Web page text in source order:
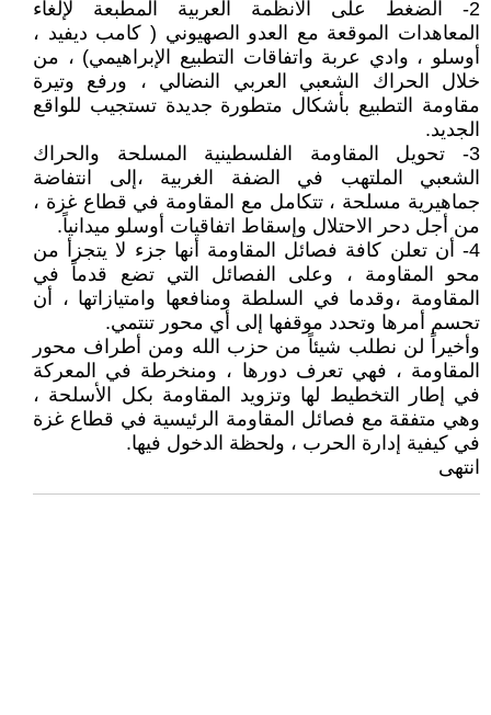
2- الضغط على الأنظمة العربية المطبعة لإلغاء
المعاهدات الموقعة مع العدو الصهيوني ( كامب ديفيد ،
أوسلو ، وادي عربة واتفاقات التطبيع الإبراهيمي) ، من
خلال الحراك الشعبي العربي النضالي ، ورفع وتيرة
مقاومة التطبيع بأشكال متطورة جديدة تستجيب للواقع
الجديد.
3- تحويل المقاومة الفلسطينية المسلحة والحراك
الشعبي الملتهب في الضفة الغربية ،إلى انتفاضة
جماهيرية مسلحة ، تتكامل مع المقاومة في قطاع غزة ،
من أجل دحر الاحتلال وإسقاط اتفاقيات أوسلو ميدانياً.
4- أن تعلن كافة فصائل المقاومة أنها جزء لا يتجزأ من
محو المقاومة ، وعلى الفصائل التي تضع قدماً في
المقاومة ،وقدما في السلطة ومنافعها وامتيازاتها ، أن
تحسم أمرها وتحدد موقفها إلى أي محور تنتمي.
وأخيراً لن نطلب شيئاً من حزب الله ومن أطراف محور
المقاومة ، فهي تعرف دورها ، ومنخرطة في المعركة
في إطار التخطيط لها وتزويد المقاومة بكل الأسلحة ،
وهي متفقة مع فصائل المقاومة الرئيسية في قطاع غزة
في كيفية إدارة الحرب ، ولحظة الدخول فيها.
انتهى